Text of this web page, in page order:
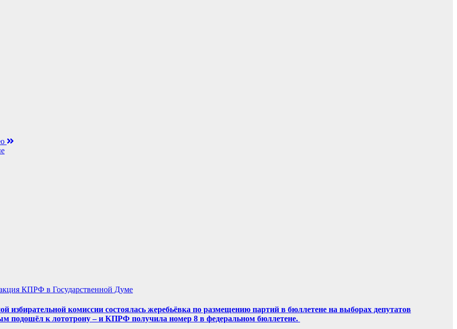
КПРФ в Государственной Думе
комиссии состоялась жеребьёвка по размещению партий в бюллетене на выборах депутатов
подошёл к лототрону – и КПРФ получила номер 8 в федеральном бюллетене.